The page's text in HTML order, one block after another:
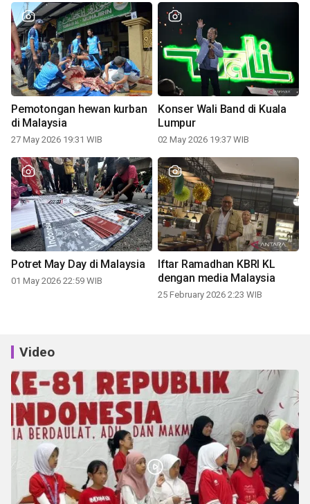
Pemotongan hewan kurban
di Malaysia
27 May 2026 19:31 WIB
Konser Wali Band di Kuala
Lumpur
02 May 2026 19:37 WIB
Potret May Day di Malaysia
01 May 2026 22:59 WIB
Iftar Ramadhan KBRI KL
dengan media Malaysia
25 February 2026 2:23 WIB
Video